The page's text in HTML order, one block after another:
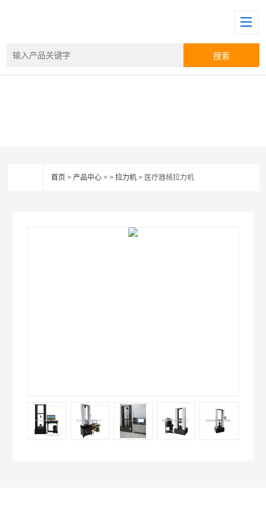
首页 >产品中心 > >拉力机 > 医疗器械拉力机